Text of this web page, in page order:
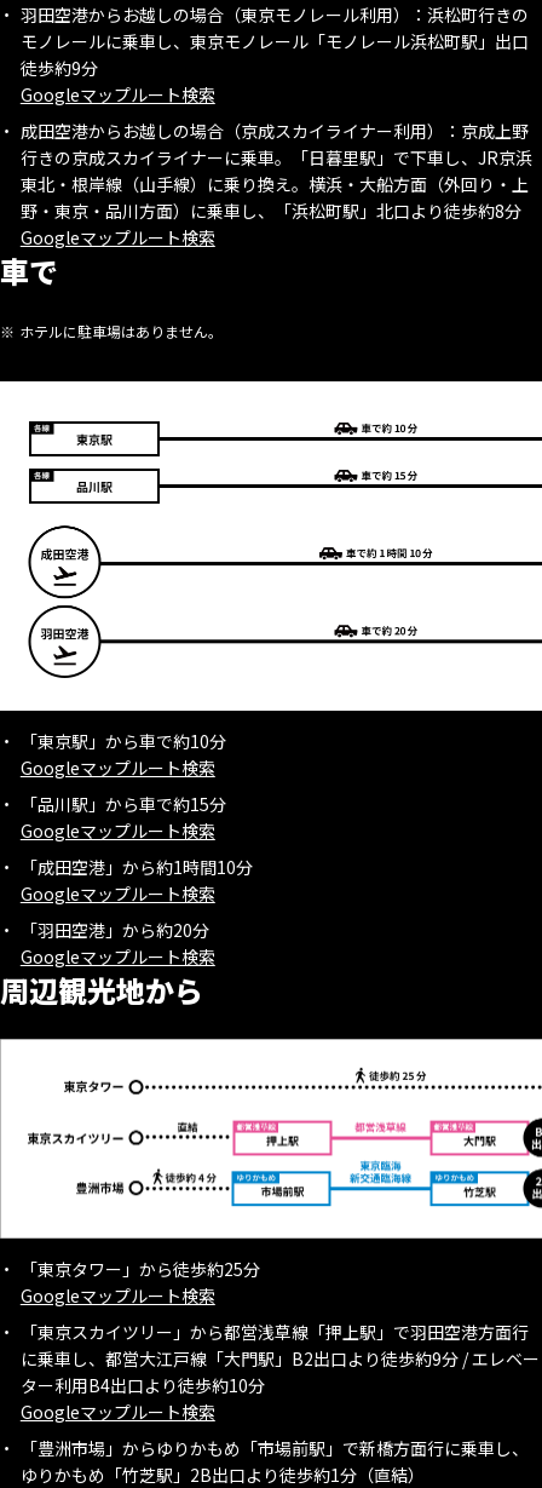
羽田空港からお越しの場合（東京モノレール利用）：浜松町行きの
モノレールに乗車し、東京モノレール「モノレール浜松町駅」出口
徒歩約9分
Googleマップルート検索
成田空港からお越しの場合（京成スカイライナー利用）：京成上野
行きの京成スカイライナーに乗車。「日暮里駅」で下車し、JR京浜
東北・根岸線（山手線）に乗り換え。横浜・大船方面（外回り・上
野・東京・品川方面）に乗車し、「浜松町駅」北口より徒歩約8分
Googleマップルート検索
車で
ホテルに駐車場はありません。
「東京駅」から車で約10分
Googleマップルート検索
「品川駅」から車で約15分
Googleマップルート検索
「成田空港」から約1時間10分
Googleマップルート検索
「羽田空港」から約20分
Googleマップルート検索
周辺観光地から
「東京タワー」から徒歩約25分
Googleマップルート検索
「東京スカイツリー」から都営浅草線「押上駅」で羽田空港方面行
に乗車し、都営大江戸線「大門駅」B2出口より徒歩約9分 / エレベー
ター利用B4出口より徒歩約10分
Googleマップルート検索
「豊洲市場」からゆりかもめ「市場前駅」で新橋方面行に乗車し、
ゆりかもめ「竹芝駅」2B出口より徒歩約1分（直結）